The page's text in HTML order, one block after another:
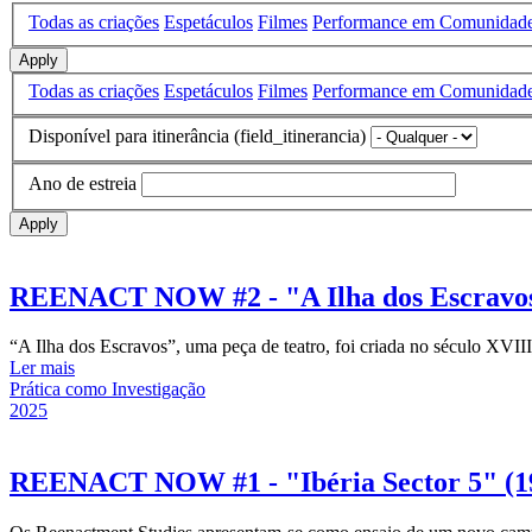
Todas as criações Espetáculos Filmes Performance em
Apply
Todas as criações Espetáculos Filmes Performance em
Disponível para itinerância (field_itinerancia)
Ano de estreia
Apply
REENACT NOW #2 - "A Ilha dos
“A Ilha dos Escravos”, uma peça de teatro, foi criada no século
Ler mais
Prática como Investigação
2025
REENACT NOW #1 - "Ibéria Sector 5"